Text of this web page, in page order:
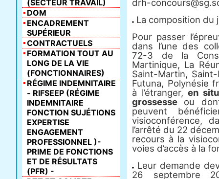
drh-
La composition du
Pour passer
dans l’une des
72-3 de la
Martinique, La
Saint-Martin,
Futuna, Polynésie
à l’étranger, en
grossesse ou
peuvent
visioconférence,
l’arrêté du 22
recours à la
voies d’accès à la
Leur demande
26 septembre
(SECTEUR TRAVAIL)
DOM
ENCADREMENT
SUPÉRIEUR
CONTRACTUELS
FORMATION TOUT AU
LONG DE LA VIE
(FONCTIONNAIRES)
RÉGIME INDEMNITAIRE
- RIFSEEP (RÉGIME
INDEMNITAIRE
FONCTION SUJÉTIONS
EXPERTISE
ENGAGEMENT
PROFESSIONNEL )-
PRIME DE FONCTIONS
ET DE RÉSULTATS
(PFR) -